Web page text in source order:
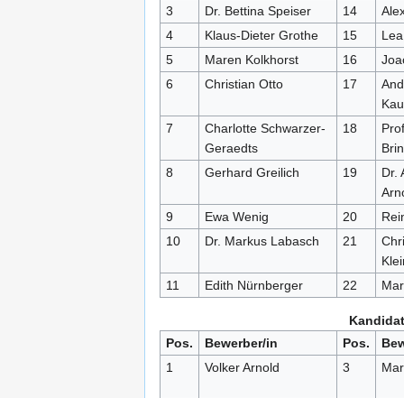
3
Dr. Bettina Speiser 14
4
Klaus-Dieter Grothe 15
5
Maren Kolkhorst 16
6
Christian Otto 17
7
Charlotte Schwarzer-
Geraedts
18
8
Gerhard Greilich 19
Dr.
9
Ewa Wenig 20
10
Dr. Markus Labasch 21
11
Edith Nürnberger 22
Pos.
Bewerber/in Pos.
1
Volker Arnold 3